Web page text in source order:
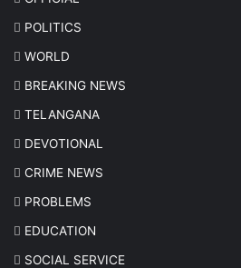
POLITICS
WORLD
BREAKING NEWS
TELANGANA
DEVOTIONAL
CRIME NEWS
PROBLEMS
EDUCATION
SOCIAL SERVICE